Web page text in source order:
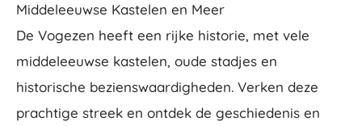
Middeleeuwse Kastelen en Meer
De Vogezen heeft een rijke historie, met vele
middeleeuwse kastelen, oude stadjes en
historische bezienswaardigheden. Verken deze
prachtige streek en ontdek de geschiedenis en